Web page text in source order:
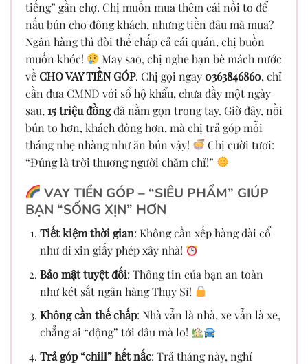
tiếng” gần chợ. Chị muốn mua thêm cái nồi to để
nấu bún cho đông khách, nhưng tiền đâu mà mua?
Ngân hàng thì đòi thế chấp cả cái quán, chị buồn
muốn khóc!
May sao, chị nghe bạn bè mách nước
vềCHO VAY TIỀN GÓP. Chị gọi ngay0363846860, chỉ
cần đưa CMND với sổ hộ khẩu, chưa đầy một ngày
sau, 15 triệu đồngđã nằm gọn trong tay. Giờ đây, nồi
bún to hơn, khách đông hơn, mà chị trả góp mỗi
tháng nhẹ nhàng như ăn bún vậy!
Chị cười tươi:
“Đúng là trời thương người chăm chỉ!”
VAY TIỀN GÓP – “SIÊU PHẨM” GIÚP
BẠN “SỐNG XỊN” HƠN
Tiết kiệm thời gian: Không cần xếp hàng dài cổ
như đi xin giấy phép xây nhà!
Bảo mật tuyệt đối: Thông tin của bạn an toàn
như két sắt ngân hàng Thụy Sĩ!
Không cần thế chấp: Nhà vẫn là nhà, xe vẫn là xe,
chẳng ai “động” tới đâu mà lo!
Trả góp “chill” hết nấc: Trả tháng này, nghỉ